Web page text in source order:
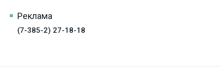
Реклама
(7-385-2) 27-18-18